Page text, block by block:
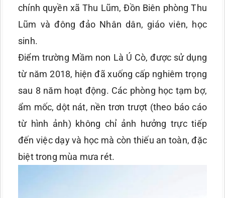
chính quyền xã Thu Lũm, Đồn Biên phòng Thu
Lũm và đông đảo Nhân dân, giáo viên, học
sinh.
Điểm trường Mầm non Là Ú Cò, được sử dụng
từ năm 2018, hiện đã xuống cấp nghiêm trọng
sau 8 năm hoạt động. Các phòng học tạm bợ,
ẩm mốc, dột nát, nền trơn trượt (theo báo cáo
từ hình ảnh) không chỉ ảnh hưởng trực tiếp
đến việc dạy và học mà còn thiếu an toàn, đặc
biệt trong mùa mưa rét.